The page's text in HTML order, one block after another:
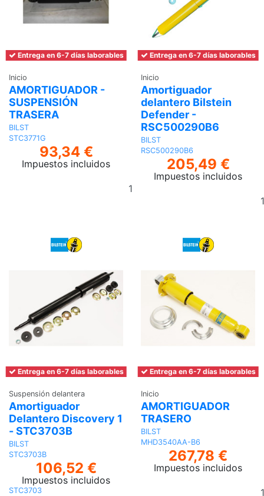
Entrega en 6-7 días laborables
Inicio
AMORTIGUADOR -
SUSPENSIÓN
TRASERA
BILST
STC3771G
93,34 €
Impuestos incluidos
Añadir
Entrega en 6-7 días laborables
Inicio
Amortiguador
delantero Bilstein
Defender -
RSC500290B6
BILST
RSC500290B6
205,49 €
Impuestos incluidos
Entrega en 6-7 días laborables
Suspensión delantera
Amortiguador
Delantero Discovery 1
- STC3703B
BILST
STC3703B
106,52 €
Impuestos incluidos
STC3703
Entrega en 6-7 días laborables
Inicio
AMORTIGUADOR
TRASERO
BILST
MHD3540AA-B6
267,78 €
Impuestos incluidos